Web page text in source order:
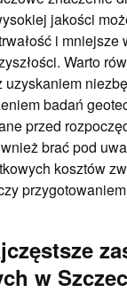
jakości
i mniejsze
Warto
uzyskaniem
badań
przed
brać pod
kosztów
w